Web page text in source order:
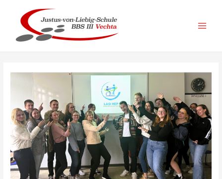
springen